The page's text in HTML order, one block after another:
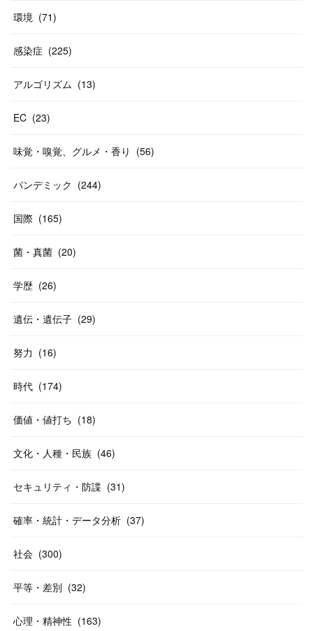
環境 (71)
感染症 (225)
アルゴリズム (13)
EC (23)
味覚・嗅覚、グルメ・香り (56)
パンデミック (244)
国際 (165)
菌・真菌 (20)
学歴 (26)
遺伝・遺伝子 (29)
努力 (16)
時代 (174)
価値・値打ち (18)
文化・人種・民族 (46)
セキュリティ・防諜 (31)
確率・統計・データ分析 (37)
社会 (300)
平等・差別 (32)
心理・精神性 (163)